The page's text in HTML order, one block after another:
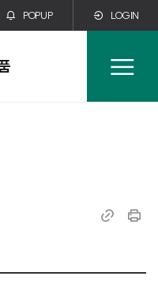
POPUP LOGIN
전
메
링